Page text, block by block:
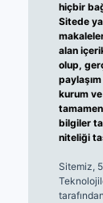
hiçbir
Sitede
alan
olup,
kurum
bilgiler
niteliği
Sitemiz,